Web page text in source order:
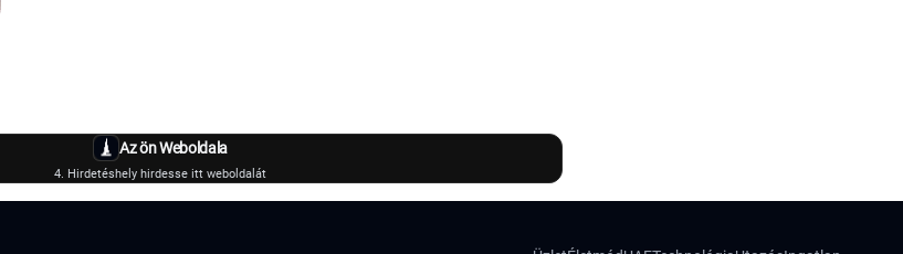
Az ön Weboldala
4. Hirdetéshely hirdesse itt weboldalát